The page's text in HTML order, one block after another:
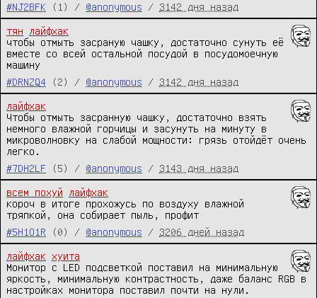
#NJ2BFK
(1) / @anonymous / 3142 дня назад
тян
лайфхак
чтобы отмыть засраную чашку, достаточно сунуть её
вместе со всей остальной посудой в посудомоечную
машину
#DRNZQ4
(2) / @anonymous / 3142 дня назад
лайфхак
Чтобы отмыть засранную чашку, достаточно взять
немного влажной горчицы и засунуть на минуту в
микроволновку на слабой мощности: грязь отойдёт очень
легко.
#7DH2LF
(5) / @anonymous / 3143 дня назад
всем похуй
лайфхак
короч в итоге прохожусь по воздуху влажной
тряпкой, она собирает пыль, профит
#5H1O1R
(0) / @anonymous / 3206 дней назад
лайфхак
хуита
Монитор с LED подсветкой поставил на минимальную
яркость, минимальную контрастность, даже баланс RGB в
настройках монитора поставил почти на нули.